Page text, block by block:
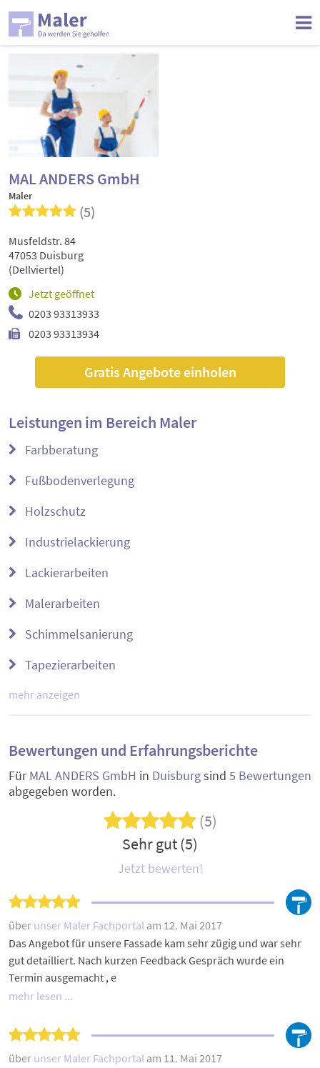
MAL ANDERS GmbH
Maler
(5)
0203 93313933
0203 93313934
Jetzt geöffnet
Musfeldstr. 84
47053 Duisburg
(Dellviertel)
Gratis Angebote einholen
Leistungen im Bereich Maler
Farbberatung
Fußbodenverlegung
Holzschutz
Industrielackierung
Lackierarbeiten
Malerarbeiten
Schimmelsanierung
Tapezierarbeiten
mehr anzeigen
Bewertungen und Erfahrungsberichte
FürMAL ANDERS GmbH in Duisburgsind 5 Bewertungen
abgegeben worden.
(5)
Sehr gut (5)
Jetzt bewerten!
über unser Maler Fachportal am 12. Mai 2017
Das Angebot für unsere Fassade kam sehr zügig und war sehr
gut detailliert. Nach kurzen Feedback Gespräch wurde ein
Termin ausgemacht , e
mehr lesen ...
über unser Maler Fachportal am 11. Mai 2017